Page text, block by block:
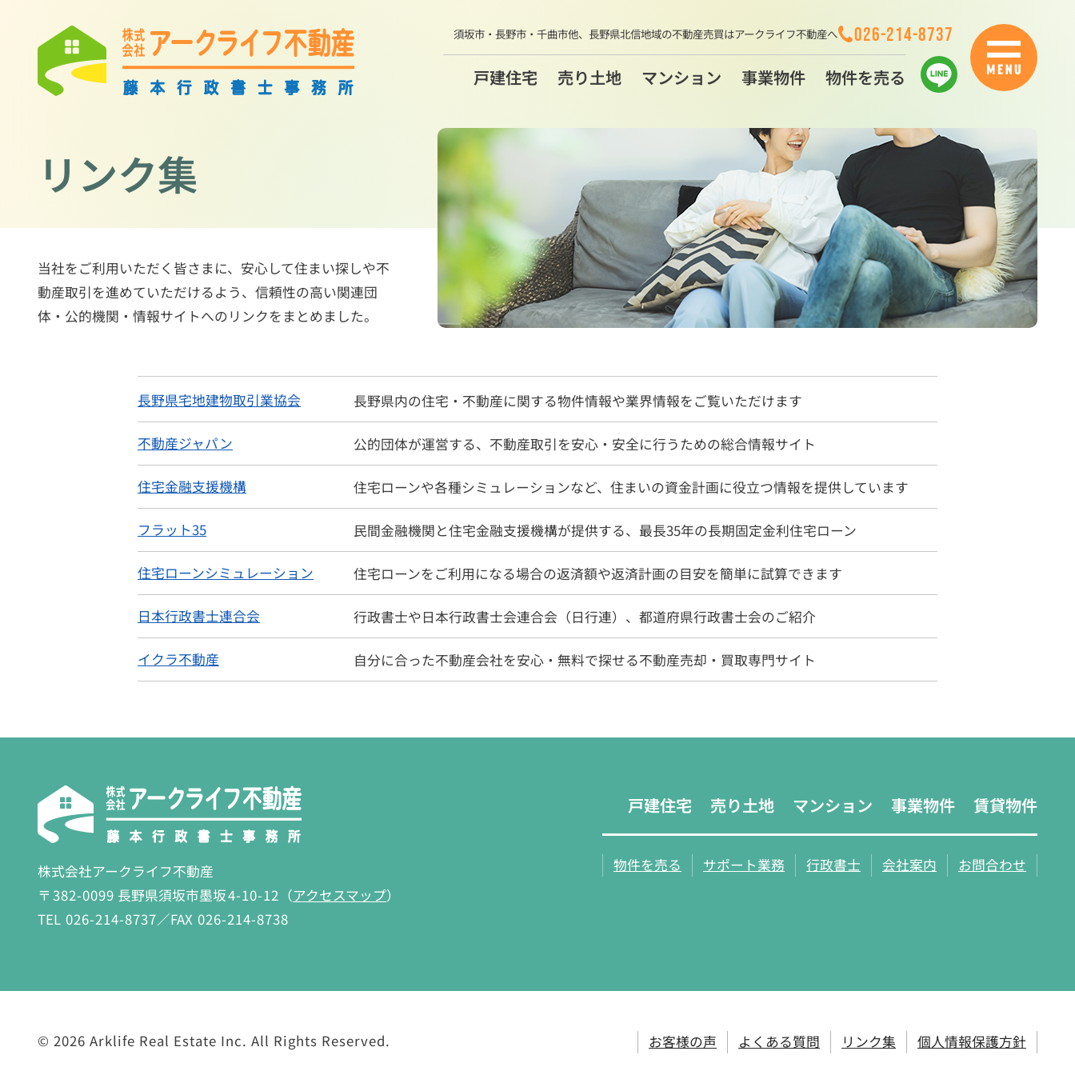
須坂市・長野市・千曲市他、 長野県北信地域の不動産売買はアークライフ不動産へ
戸建住宅 売り土地 マンション 事業物件 物件を売る
026-214-8737
リンク集
当社をご利用いただく皆さまに、安心して住まい探しや不
動産取引を進めていただけるよう、信頼性の高い関連団
体・公的機関・情報サイトへのリンクをまとめました。
長野県宅地建物取引業協会 長野県内の住宅・不動産に関する物件情報や業界情報をご覧いただけます
不動産ジャパン 公的団体が運営する、不動産取引を安心・安全に行うための総合情報サイト
住宅金融支援機構 住宅ローンや各種シミュレーションなど、住まいの資金計画に役立つ情報を提供しています
フラット35 民間金融機関と住宅金融支援機構が提供する、最長35年の長期固定金利住宅ローン
住宅ローンシミュレーション 住宅ローンをご利用になる場合の返済額や返済計画の目安を簡単に試算できます
日本行政書士連合会 行政書士や日本行政書士会連合会（日行連）、都道府県行政書士会のご紹介
イクラ不動産 自分に合った不動産会社を安心・無料で探せる不動産売却・買取専門サイト
株式会社アークライフ不動産
〒 382-0099 長野県須坂市墨坂4-10-12 （アクセスマップ）
TEL 026-214-8737／FAX 026-214-8738
戸建住宅 売り土地 マンション 事業物件 賃貸物件
物件を売る サポート業務 行政書士 会社案内 お問合わせ
お客様の声 よくある質問 リンク集 個人情報保護方針
© 2026 Arklife Real Estate Inc. All Rights Reserved.
戸建住宅 売り土地 マンション 事業物件 賃貸物件
物件を売る サポート業務 行政書士 会社案内 お問合わせ
お客様の声 よくある質問 リンク集 個人情報保護方針
026-214-8737 営業時間 9:30〜18:00
定休 日 水曜日・日曜・祝日